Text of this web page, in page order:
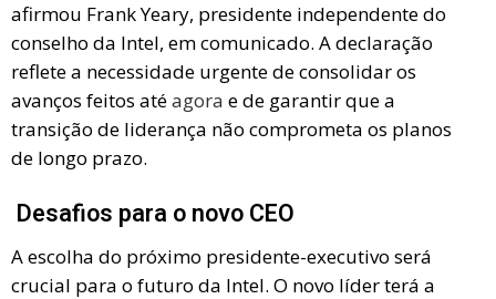
afirmou Frank Yeary, presidente independente do
conselho da Intel, em comunicado. A declaração
reflete a necessidade urgente de consolidar os
avanços feitos atéagora e de garantir que a
transição de liderança não comprometa os planos
de longo prazo.
Desafios para o novo CEO
A escolha do próximo presidente-executivo será
crucial para o futuro da Intel. O novo líder terá a